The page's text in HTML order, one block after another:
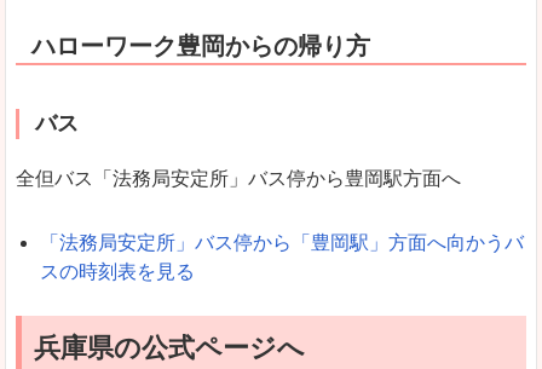
ハローワーク豊岡からの帰り方
バス
全但バス「法務局安定所」バス停から豊岡駅方面へ
「法務局安定所」バス停から「豊岡駅」方面へ向かうバ
スの時刻表を見る
兵庫県の公式ページへ